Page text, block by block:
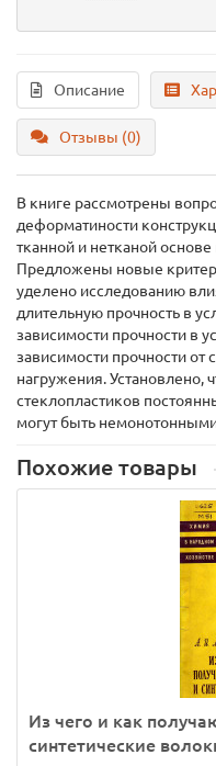
Описание
Отзывы (0)
В книге рассмотрены
деформатиности
тканной и нетканой
Предложены новые
уделено исследованию
длительную прочность в
зависимости прочности в
зависимости прочности от
нагружения. Установлено,
стеклопластиков
могут быть
Похожие товары
Из чего и как
синтетические